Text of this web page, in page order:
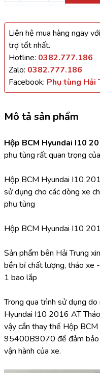
Liên hệ mua hàng ngay
trợ tốt nhất.
Hotline: 0382.777.186
Zalo: 0382.777.186
Facebook: Phụ tùng Hải
Mô tả sản phẩm
Hộp BCM Hyundai I10
phụ tùng rất quan trọng
Hộp BCM Hyundai I10
sử dụng cho các dòng xe
phụ tùng
Hộp BCM Hyundai I10
Sản phẩm bên Hải Trung
bền bỉ chất lượng, tháo xe
1 bao lắp
Trong qua trình sử dụng
Hyundai I10 2016 AT
vậy cần thay thế Hộp
95400B9070 để đảm bảo
vận hành của xe.